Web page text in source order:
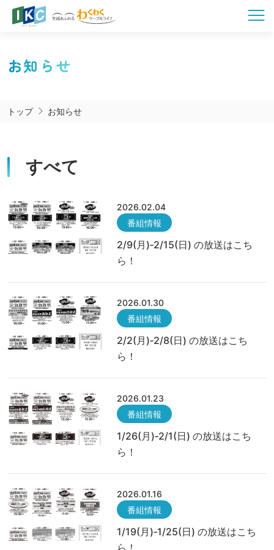
お知らせ
トップ お知らせ
すべて
2026.02.04
番組情報
2/9(月)‐2/15(日) の放送はこち
ら！
2026.01.30
番組情報
2/2(月)‐2/8(日) の放送はこち
ら！
2026.01.23
番組情報
1/26(月)‐2/1(日) の放送はこち
ら！
2026.01.16
番組情報
1/19(月)‐1/25(日) の放送はこち
ら！